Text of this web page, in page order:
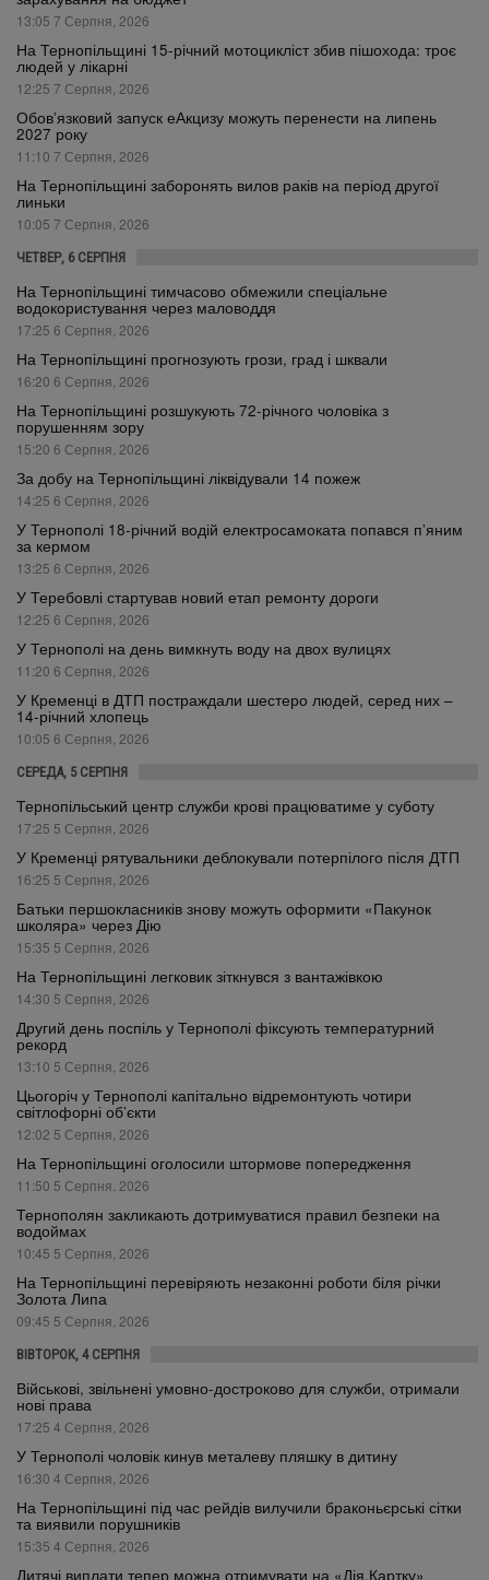
13:05 7 Серпня, 2026
На Тернопільщині 15-річний мотоцикліст збив пішохода: троє
людей у лікарні
12:25 7 Серпня, 2026
Обов’язковий запуск еАкцизу можуть перенести на липень
2027 року
11:10 7 Серпня, 2026
На Тернопільщині заборонять вилов раків на період другої
линьки
10:05 7 Серпня, 2026
ЧЕТВЕР, 6 СЕРПНЯ
На Тернопільщині тимчасово обмежили спеціальне
водокористування через маловоддя
17:25 6 Серпня, 2026
На Тернопільщині прогнозують грози, град і шквали
16:20 6 Серпня, 2026
На Тернопільщині розшукують 72-річного чоловіка з
порушенням зору
15:20 6 Серпня, 2026
За добу на Тернопільщині ліквідували 14 пожеж
14:25 6 Серпня, 2026
У Тернополі 18-річний водій електросамоката попався п’яним
за кермом
13:25 6 Серпня, 2026
У Теребовлі стартував новий етап ремонту дороги
12:25 6 Серпня, 2026
У Тернополі на день вимкнуть воду на двох вулицях
11:20 6 Серпня, 2026
У Кременці в ДТП постраждали шестеро людей, серед них –
14-річний хлопець
10:05 6 Серпня, 2026
СЕРЕДА, 5 СЕРПНЯ
Тернопільський центр служби крові працюватиме у суботу
17:25 5 Серпня, 2026
У Кременці рятувальники деблокували потерпілого після ДТП
16:25 5 Серпня, 2026
Батьки першокласників знову можуть оформити «Пакунок
школяра» через Дію
15:35 5 Серпня, 2026
На Тернопільщині легковик зіткнувся з вантажівкою
14:30 5 Серпня, 2026
Другий день поспіль у Тернополі фіксують температурний
рекорд
13:10 5 Серпня, 2026
Цьогоріч у Тернополі капітально відремонтують чотири
світлофорні об’єкти
12:02 5 Серпня, 2026
На Тернопільщині оголосили штормове попередження
11:50 5 Серпня, 2026
Тернополян закликають дотримуватися правил безпеки на
водоймах
10:45 5 Серпня, 2026
На Тернопільщині перевіряють незаконні роботи біля річки
Золота Липа
09:45 5 Серпня, 2026
ВІВТОРОК, 4 СЕРПНЯ
Військові, звільнені умовно-достроково для служби, отримали
нові права
17:25 4 Серпня, 2026
У Тернополі чоловік кинув металеву пляшку в дитину
16:30 4 Серпня, 2026
На Тернопільщині під час рейдів вилучили браконьєрські сітки
та виявили порушників
15:35 4 Серпня, 2026
Дитячі виплати тепер можна отримувати на «Дія.Картку»